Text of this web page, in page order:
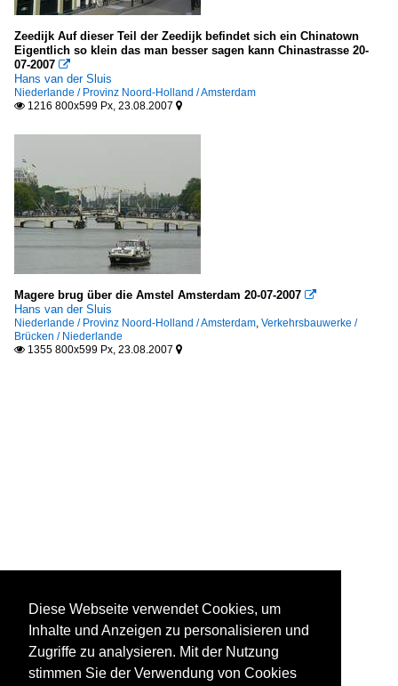
Zeedijk Auf dieser Teil der Zeedijk befindet sich ein Chinatown
Eigentlich so klein das man besser sagen kann Chinastrasse 20-
07-2007 
Hans van der Sluis
Niederlande / Provinz Noord-Holland / Amsterdam
 1216 800x599 Px, 23.08.2007 
Magere brug über die Amstel Amsterdam 20-07-2007 
Hans van der Sluis
Niederlande / Provinz Noord-Holland / Amsterdam, Verkehrsbauwerke /
Brücken / Niederlande
 1355 800x599 Px, 23.08.2007 
Diese Webseite verwendet Cookies, um
Inhalte und Anzeigen zu personalisieren und
Zugriffe zu analysieren. Mit der Nutzung
stimmen Sie der Verwendung von Cookies